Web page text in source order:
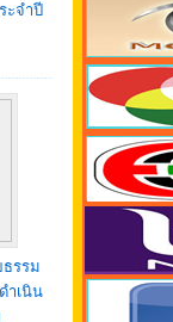
ะจำปี
รรม
ำเนิน